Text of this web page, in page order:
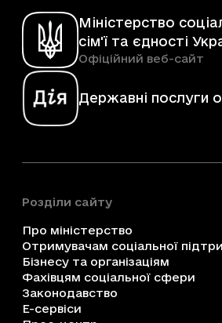
Міністерство
сім'ї та єдності
Офіційний веб-сайт
Державні послуги
Розділи сайту
Про міністерство
Отримувачам соціальної
Бізнесу та організаціям
Фахівцям соціальної сфери
Законодавство
Е-сервіси